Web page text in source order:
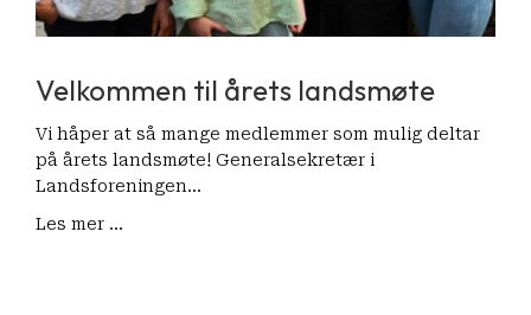
Velkommen til årets landsmøte
Vi håper at så mange medlemmer som mulig deltar
på årets landsmøte! Generalsekretær i
Landsforeningen…
Les mer ...